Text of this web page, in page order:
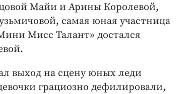
Майи и Арины Королевой,
самая юная участница
Мисс Талант» достался
выход на сцену юных леди
грациозно дефилировали,